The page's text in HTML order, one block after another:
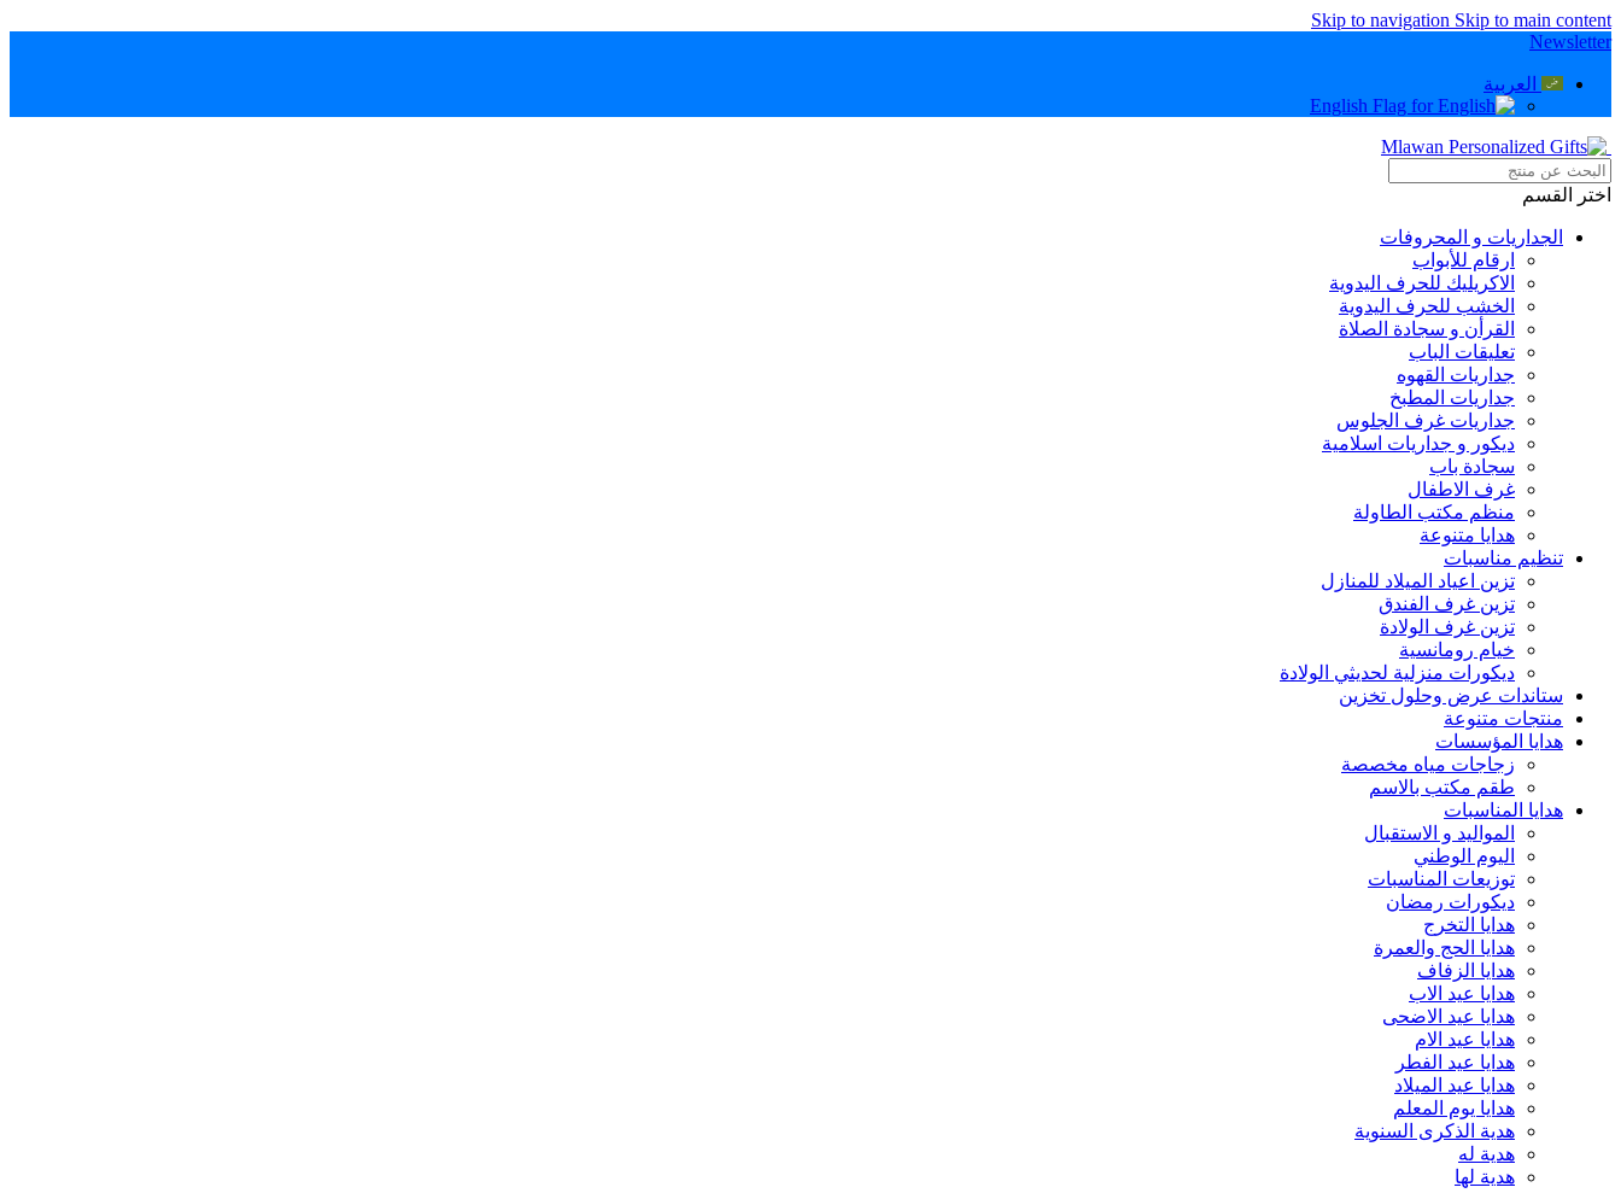
Skip to navigation Skip to main content
Newsletter
العربية
English
اختر القسم
الجداريات و المحروفات
ارقام للأبواب
الاكريليك للحرف اليدوية
الخشب للحرف اليدوية
القرأن و سجادة الصلاة
تعليقات الباب
جداريات القهوه
جداريات المطبخ
جداريات غرف الجلوس
ديكور و جداريات اسلامية
سجادة باب
غرف الاطفال
منظم مكتب الطاولة
هدايا متنوعة
تنظيم مناسبات
تزين اعياد الميلاد للمنازل
تزين غرف الفندق
تزين غرف الولادة
خيام رومانسية
ديكورات منزلية لحديثي الولادة
ستاندات عرض وحلول تخزين
منتجات متنوعة
هدايا المؤسسات
زجاجات مياه مخصصة
طقم مكتب بالاسم
هدايا المناسبات
المواليد و الاستقبال
اليوم الوطني
توزيعات المناسبات
ديكورات رمضان
هدايا التخرج
هدايا الحج والعمرة
هدايا الزفاف
هدايا عيد الاب
هدايا عيد الاضحى
هدايا عيد الام
هدايا عيد الفطر
هدايا عيد الميلاد
هدايا يوم المعلم
هدية الذكرى السنوية
هدية له
هدية لها